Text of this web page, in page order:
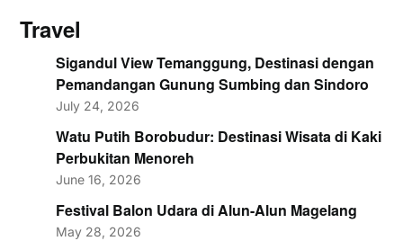
Travel
Sigandul View Temanggung, Destinasi dengan
Pemandangan Gunung Sumbing dan Sindoro
July 24, 2026
Watu Putih Borobudur: Destinasi Wisata di Kaki
Perbukitan Menoreh
June 16, 2026
Festival Balon Udara di Alun-Alun Magelang
May 28, 2026